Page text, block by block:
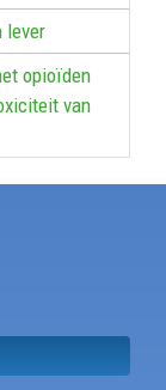
lever
opioïden
van